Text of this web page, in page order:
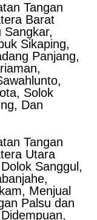
Tangan
Barat
Sangkar,
Sikaping,
Panjang,
Solok
Dan
Tangan
Utara
Sanggul,
Menjual
Palsu dan